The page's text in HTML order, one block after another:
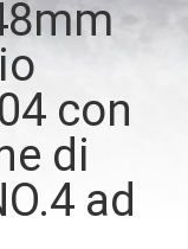
con
di
ad